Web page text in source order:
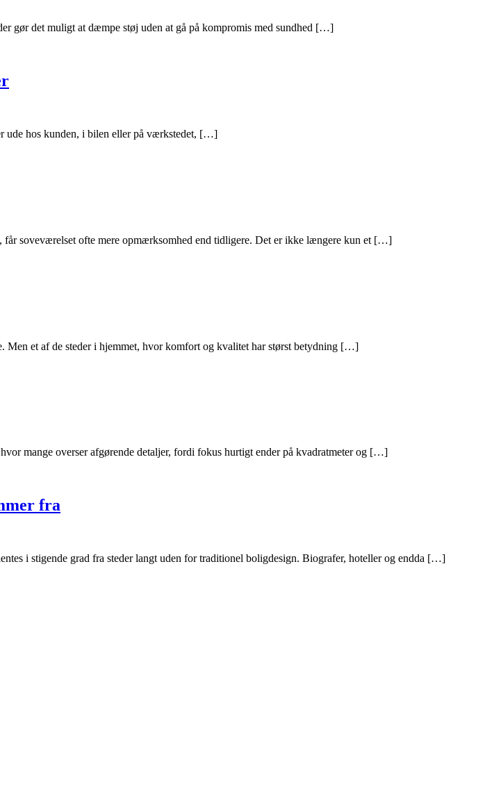
gør det muligt at dæmpe støj uden at gå på kompromis med sundhed […]
ude hos kunden, i bilen eller på værkstedet, […]
får soveværelset ofte mere opmærksomhed end tidligere. Det er ikke længere kun et […]
Men et af de steder i hjemmet, hvor komfort og kvalitet har størst betydning […]
mange overser afgørende detaljer, fordi fokus hurtigt ender på kvadratmeter og […]
fra
i stigende grad fra steder langt uden for traditionel boligdesign. Biografer, hoteller og endda […]